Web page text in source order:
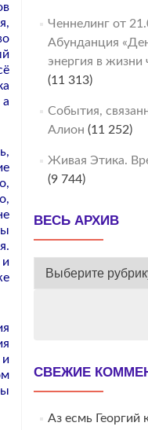
Ченнелинг от
Абунданция
энергия в жизни
(11 313)
События,
Алион (11 252)
Живая Этика.
(9 744)
ВЕСЬ АРХИВ
ВЕСЬ
СВЕЖИЕ
Аз есмь Георгий